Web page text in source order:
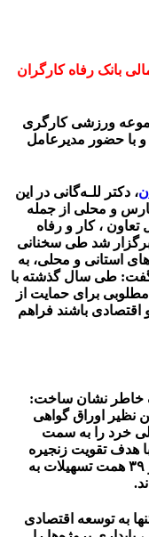
بانک رفاه کارگران
ورزشی کارگری
با حضور مدیرعامل
، دکتر للـه‌گانی در این
و محلی از جمله
تعاون ، کار و رفاه
برگزار شد طی سخنانی
استانی و محلی، به
گفت: طی سال گذشته با
برای حمایت از
اقتصادی باشند فراهم
خاطر نشان ساخت:
نظیر اوراق گواهی
خرد را به سمت
هدف تقویت زنجیره
تامین مالی طراحی شده‌اند، تاکنون بیش از ۳۹ همت تسهیلات به
به توسعه اقتصادی